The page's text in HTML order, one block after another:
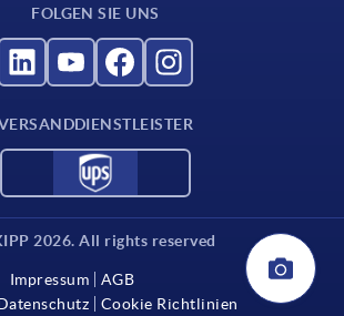
FOLGEN SIE UNS
2026. All rights reserved
Impressum
AGB
Cookie Richtlinien